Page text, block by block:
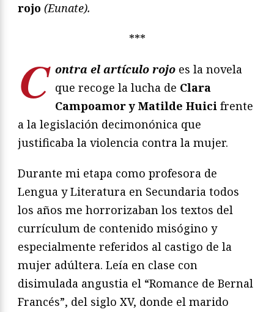
rojo (Eunate).
***
C ontra el artículo rojo es la novela
que recoge la lucha de Clara
Campoamor y Matilde Huici frente
a la legislación decimonónica que
justificaba la violencia contra la mujer.
Durante mi etapa como profesora de
Lengua y Literatura en Secundaria todos
los años me horrorizaban los textos del
currículum de contenido misógino y
especialmente referidos al castigo de la
mujer adúltera. Leía en clase con
disimulada angustia el “Romance de Bernal
Francés”, del siglo XV, donde el marido